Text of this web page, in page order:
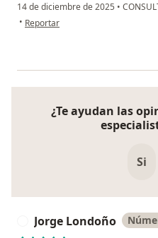
14 de diciembre de 2025 •
• en opinión del usuario Melissa
Reportar
¿Te ayudan las
Si
Jorge Londoño